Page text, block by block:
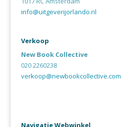
info@uitgeverijorlando.nl
Verkoop
New Book Collective
020 2260238
verkoop@newbookcollective.com
Navigatie Webwinkel